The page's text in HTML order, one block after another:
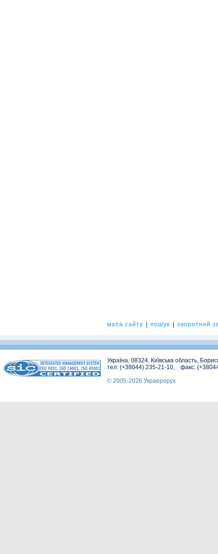
мапа сайту пошук зворотний
Україна, 08324, Київська область,
тел: (+38044) 235-21-10, факс:
© 2005-2026 Украерорух